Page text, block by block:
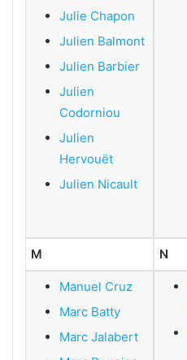
Julie Chapon
Julien Balmont
Julien Barbier
Julien
Codorniou
Julien
Hervouët
Julien Nicault
M N
Manuel Cruz
Marc Batty
Marc Jalabert